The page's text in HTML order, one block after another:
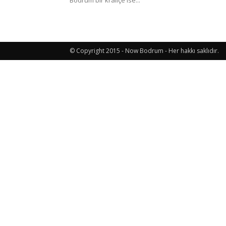
© Copyright 2015 - Now Bodrum - Her hakkı saklıdır.